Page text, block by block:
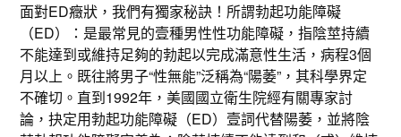
面對ED癥狀，我們有獨家秘訣！所謂勃起功能障礙
（ED）：是最常見的壹種男性性功能障礙，指陰莖持續
不能達到或維持足夠的勃起以完成滿意性生活，病程3個
月以上。既往將男子“性無能”泛稱為“陽萎”，其科學界定
不確切。直到1992年，美國國立衛生院經有關專家討
論，抉定用勃起功能障礙（ED）壹詞代替陽萎，並將陰